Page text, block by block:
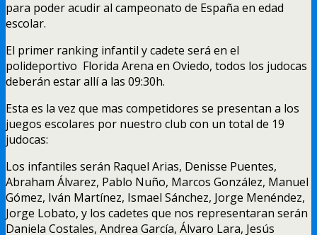
para poder acudir al campeonato de España en edad
escolar.
El primer ranking infantil y cadete será en el
polideportivo Florida Arena en Oviedo, todos los judocas
deberán estar allí a las 09:30h.
Esta es la vez que mas competidores se presentan a los
juegos escolares por nuestro club con un total de 19
judocas:
Los infantiles serán Raquel Arias, Denisse Puentes,
Abraham Álvarez, Pablo Nuño, Marcos González, Manuel
Gómez, Iván Martínez, Ismael Sánchez, Jorge Menéndez,
Jorge Lobato, y los cadetes que nos representaran serán
Daniela Costales, Andrea García, Álvaro Lara, Jesús